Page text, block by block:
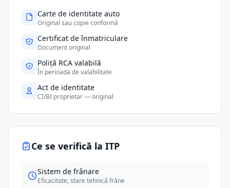
Carte de identitate auto
Original sau copie conformă
Certificat de înmatriculare
Document original
Poliță RCA valabilă
În perioada de valabilitate
Act de identitate
CI/BI proprietar — original
Ce se verifică la ITP
Sistem de frânare
Eficacitate, stare tehnică frâne